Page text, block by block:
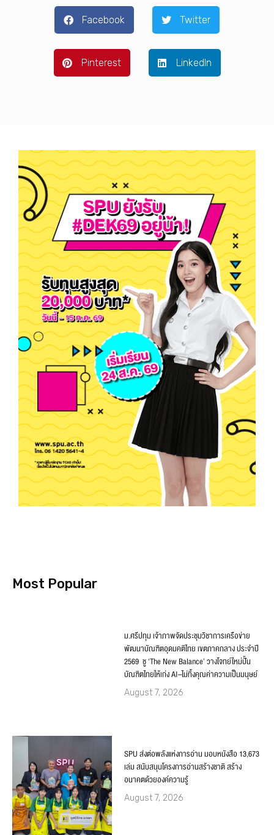
Facebook Twitter
Pinterest LinkedIn
Most Popular
ม.ศรีปทุม เจ้าภาพจัดประชุมวิชาการเครือข่าย
พัฒนาบัณฑิตอุดมคติไทย เขตภาคกลาง ประจำปี
2569 ชู ‘The New Balance’ วางโจทย์ใหม่ปั้น
บัณฑิตไทยให้เก่ง AI–ไม่ทิ้งคุณค่าความเป็นมนุษย์
August 7, 2026
SPU ส่งต่อพลังแห่งการอ่าน มอบหนังสือ 13,673
เล่ม สนับสนุนโครงการอ่านสร้างชาติ สร้าง
อนาคตด้วยองค์ความรู้
August 7, 2026